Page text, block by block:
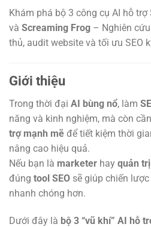
Khám phá bộ 3 công cụ AI hỗ trợ
và Screaming Frog – Nghiên
thủ, audit website và tối ưu SEO
Giới thiệu
Trong thời đại AI bùng nổ, làm
năng và kinh nghiệm, mà còn
trợ mạnh mẽ để tiết kiệm thời
nâng cao hiệu quả.
Nếu bạn là marketer hay quản
đúng tool SEO sẽ giúp chiến
nhanh chóng hơn.
Dưới đây là bộ 3 “vũ khí” AI hỗ